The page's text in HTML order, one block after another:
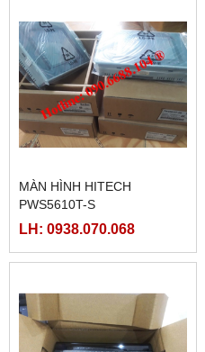
MÀN HÌNH HITECH
PWS5610T-S
LH: 0938.070.068